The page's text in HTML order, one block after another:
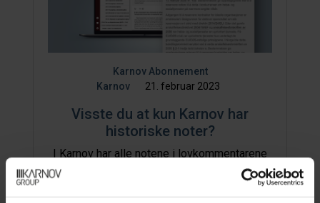
Karnov Abonnement
Karnov
21. februar 2023
Visste du at kun Karnov har
historiske noter?
I Karnov har alle notene i lovkommentarene
en unik destinasjon. Dette er en teknologisk